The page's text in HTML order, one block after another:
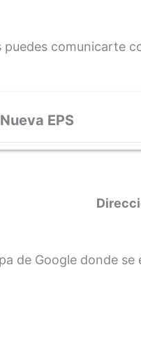
comunicarte
Nueva EPS
de Google donde